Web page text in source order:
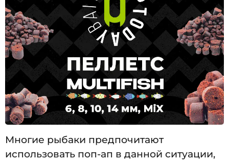
Многие рыбаки предпочитают
использовать поп-ап в данной ситуации,